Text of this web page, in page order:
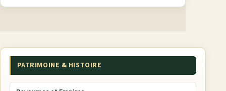
PATRIMOINE & HISTOIRE